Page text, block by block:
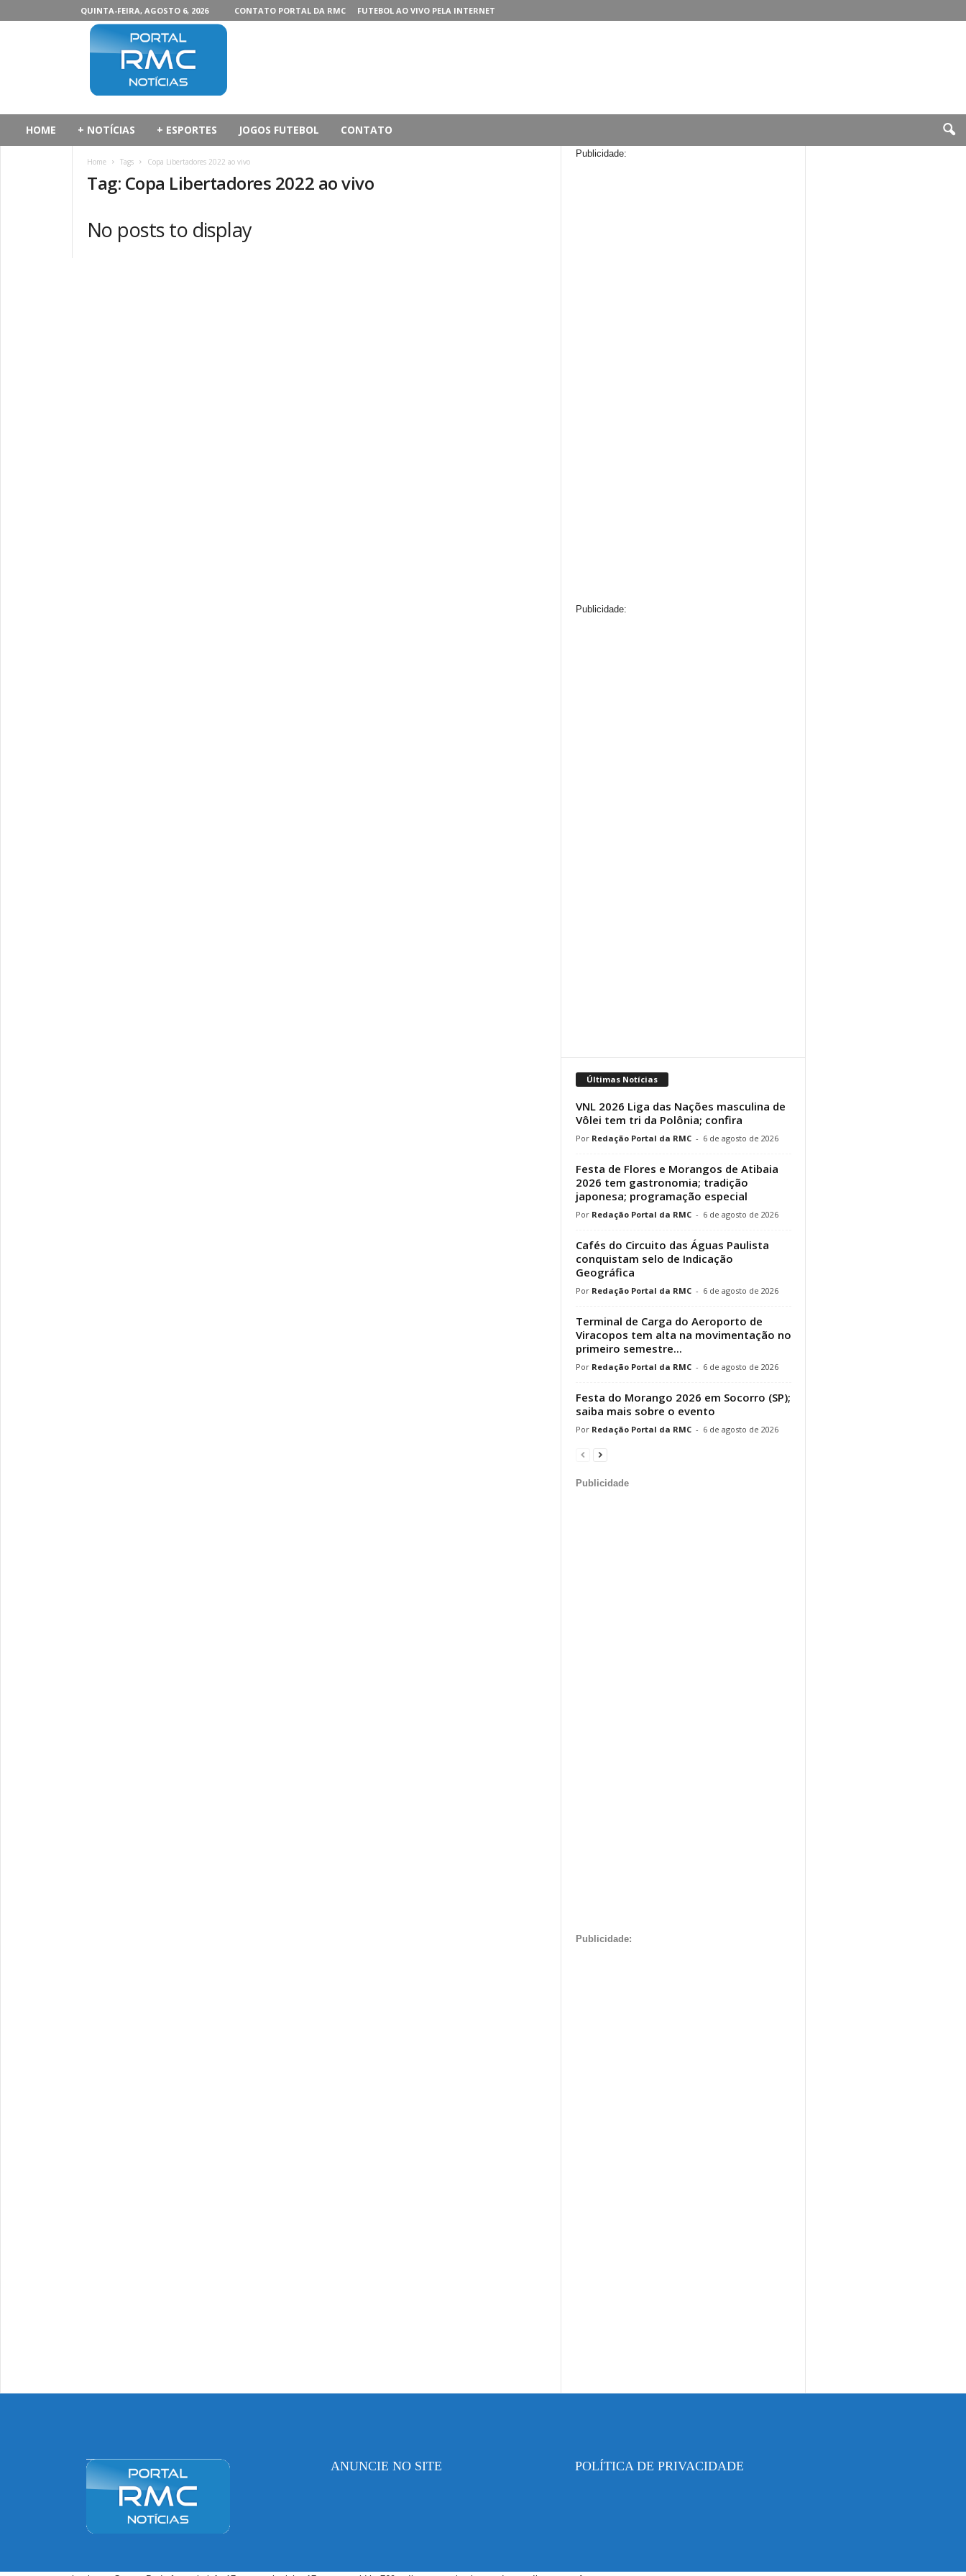
QUINTA-FEIRA, AGOSTO 6, 2026 CONTATO PORTAL DA RMC FUTEBOL AO VIVO PELA INTERNET
HOME + NOTÍCIAS + ESPORTES JOGOS FUTEBOL CONTATO
Home Tags Copa Libertadores 2022 ao vivo
Tag: Copa Libertadores 2022 ao vivo
No posts to display
Publicidade:
Publicidade:
Últimas Notícias
VNL 2026 Liga das Nações masculina de
Vôlei tem tri da Polônia; confira
Redação Portal da RMC - 6 de agosto de 2026
Festa de Flores e Morangos de Atibaia
2026 tem gastronomia; tradição
japonesa; programação especial
Redação Portal da RMC - 6 de agosto de 2026
Cafés do Circuito das Águas Paulista
conquistam selo de Indicação
Geográfica
Redação Portal da RMC - 6 de agosto de 2026
Terminal de Carga do Aeroporto de
Viracopos tem alta na movimentação no
primeiro semestre...
Redação Portal da RMC - 6 de agosto de 2026
Festa do Morango 2026 em Socorro (SP);
saiba mais sobre o evento
Redação Portal da RMC - 6 de agosto de 2026
Publicidade
Publicidade:
ANUNCIE NO SITE POLÍTICA DE PRIVACIDADE